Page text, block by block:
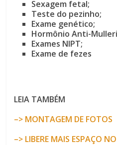
Sexagem fetal;
Teste do pezinho;
Exame genético;
Hormônio Anti-
Exames NIPT;
Exame de fezes
LEIA TAMBÉM
–> MONTAGEM DE FOTOS
–> LIBERE MAIS ESPAÇO